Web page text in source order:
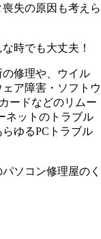
失の原因も考えら
時でも大丈夫！
修理や、ウイル
ア障害・ソフトウ
ードなどのリムー
ネットのトラブル
ゆるPCトラブル
ソコン修理屋のく